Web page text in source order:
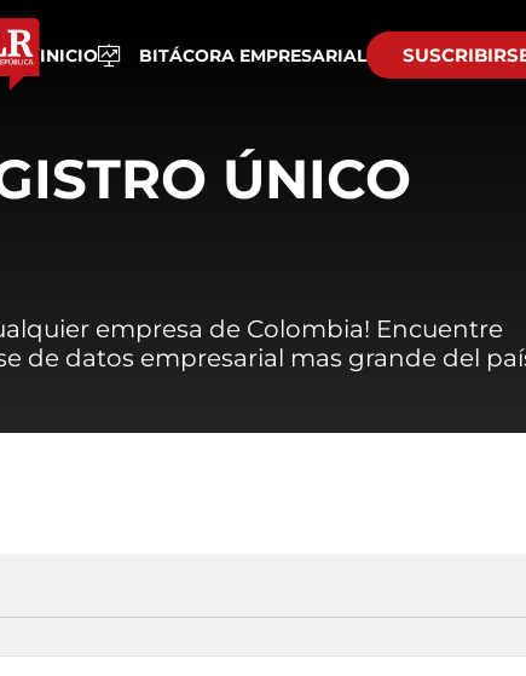
INICIO BITÁCORA EMPRESARIAL
ÚNICO
empresa de Colombia! Encuentre
de datos empresarial mas grande del